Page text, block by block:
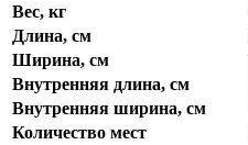
Вес, кг
Длина, см
Ширина, см
Внутренняя длина, см
Внутренняя ширина, см
Количество мест